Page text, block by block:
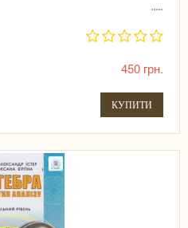
.....
450 грн.
КУПИТИ